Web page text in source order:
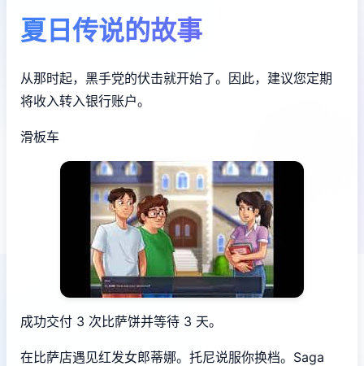
夏日传说的故事
从那时起，黑手党的伏击就开始了。因此，建议您定期
将收入转入银行账户。
滑板车
成功交付 3 次比萨饼并等待 3 天。
在比萨店遇见红发女郎蒂娜。托尼说服你换档。Saga